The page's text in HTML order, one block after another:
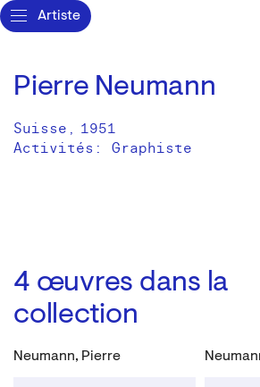
Artiste
Pierre Neumann
Suisse , 1951
Activités: Graphiste
4 œuvres dans la
collection
Neumann, Pierre